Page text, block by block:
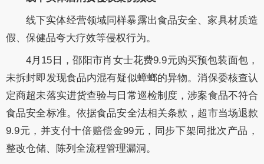
线下实体经营领域同样暴露出食品安全、家具材质造
假、保健品夸大疗效等侵权行为。
4月15日，邵阳市肖女士花费9.9元购买预包装面包，
未拆封即发现食品内混有疑似蟑螂的异物。消保委核查认
定商超未落实进货查验与日常巡检制度，涉案食品不符合
食品安全标准。依据食品安全法相关条款，超市当场退款
9.9元，并支付十倍赔偿金99元，同步下架同批次产品，
整改仓储、陈列全流程管理漏洞。